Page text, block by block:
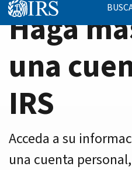
Haga
una
IRS
Acceda a su
una cuenta